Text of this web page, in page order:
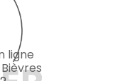
ligne